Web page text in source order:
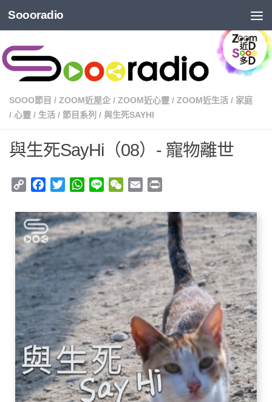
Soooradio
SOOO節目 / ZOOM近屋企 / ZOOM近心靈 / ZOOM近生活 / 家庭
/ 心靈 / 生活 / 節目系列 / 與生死SAYHI
與生死SayHi（08）- 寵物離世
Copy
Facebook
TwitterWhatsApp
Line WeChat
Email